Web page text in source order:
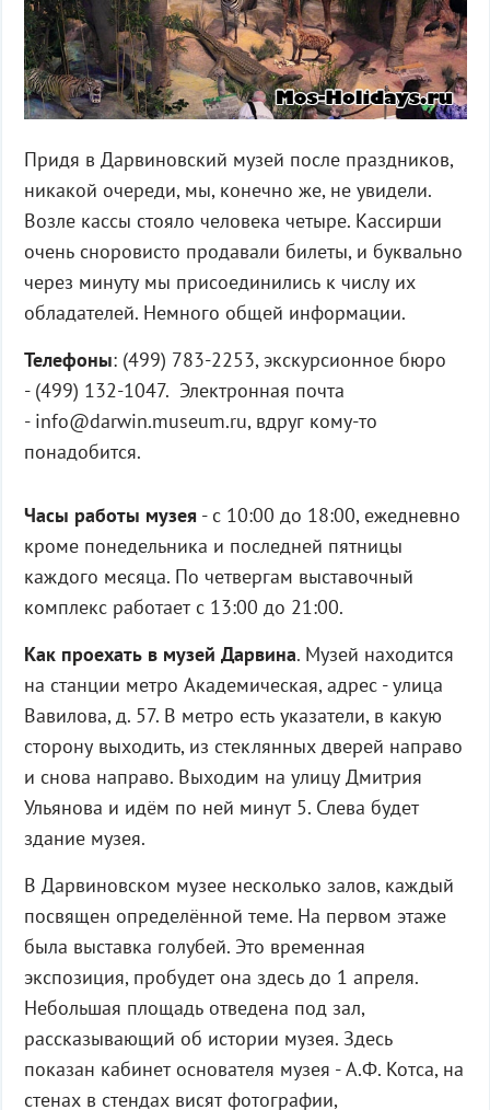
Придя в Дарвиновский музей после праздников,
никакой очереди, мы, конечно же, не увидели.
Возле кассы стояло человека четыре. Кассирши
очень сноровисто продавали билеты, и буквально
через минуту мы присоединились к числу их
обладателей. Немного общей информации.
Телефоны: (499) 783-2253, экскурсионное бюро
- (499) 132-1047. Электронная почта
- info@darwin.museum.ru, вдруг кому-то
понадобится.
Часы работы музея- с 10:00 до 18:00, ежедневно
кроме понедельника и последней пятницы
каждого месяца. По четвергам выставочный
комплекс работает с 13:00 до 21:00.
Как проехать в музей Дарвина. Музей находится
на станции метро Академическая, адрес - улица
Вавилова, д. 57. В метро есть указатели, в какую
сторону выходить, из стеклянных дверей направо
и снова направо. Выходим на улицу Дмитрия
Ульянова и идём по ней минут 5. Слева будет
здание музея.
В Дарвиновском музее несколько залов, каждый
посвящен определённой теме. На первом этаже
была выставка голубей. Это временная
экспозиция, пробудет она здесь до 1 апреля.
Небольшая площадь отведена под зал,
рассказывающий об истории музея. Здесь
показан кабинет основателя музея - А.Ф. Котса, на
стенах в стендах висят фотографии,